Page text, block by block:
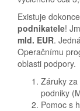
Existuje
podnikatele!
mld. EUR.
Operačnímu
oblasti podpory.
Záruky
podniky
Pomoc s